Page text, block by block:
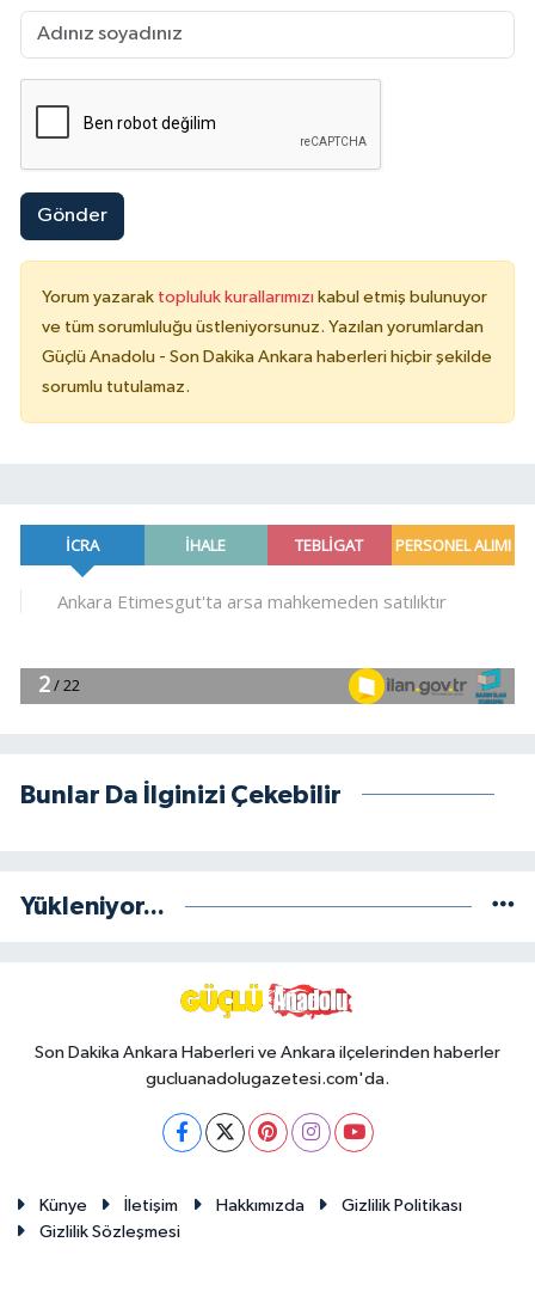
Gönder
Yorum yazarak topluluk kurallarımızı kabul etmiş bulunuyor
ve tüm sorumluluğu üstleniyorsunuz. Yazılan yorumlardan
Güçlü Anadolu - Son Dakika Ankara haberleri hiçbir şekilde
sorumlu tutulamaz.
Bunlar Da İlginizi Çekebilir
Yükleniyor...
Son Dakika Ankara Haberleri ve Ankara ilçelerinden haberler
gucluanadolugazetesi.com'da.
Künye İletişim Hakkımızda
Gizlilik Politikası
Gizlilik Sözleşmesi